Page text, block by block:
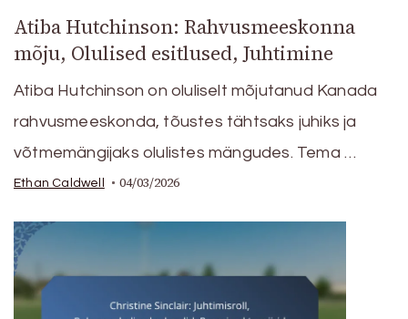
Atiba Hutchinson: Rahvusmeeskonna
mõju, Olulised esitlused, Juhtimine
Atiba Hutchinson on oluliselt mõjutanud Kanada
rahvusmeeskonda, tõustes tähtsaks juhiks ja
võtmemängijaks olulistes mängudes. Tema …
Ethan Caldwell 04/03/2026